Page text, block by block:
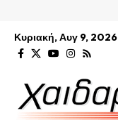
Κυριακή, Αυγ 9, 2026